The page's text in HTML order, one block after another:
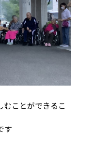
むことができるこ
す